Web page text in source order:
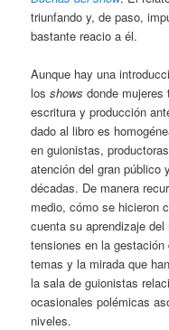
triunfando y, de paso,
bastante reacio a él.
Aunque hay una
losshows donde
escritura y producción
dado al libro es
en guionistas,
atención del gran público
décadas. De manera
medio, cómo se hicieron
cuenta su aprendizaje
tensiones en la
temas y la mirada que
la sala de guionistas
ocasionales polémicas
niveles.